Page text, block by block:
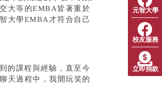
大等的EMBA皆著重於
大學EMBA才符合自己
課程與經驗，直至今
天過程中，我開玩笑的
元智大學
校友服務
立即捐款